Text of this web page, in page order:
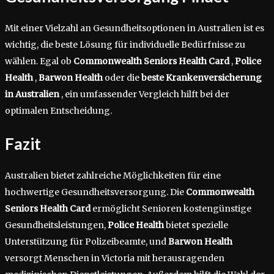
Mit einer Vielzahl an Gesundheitsoptionen in Australien ist es
wichtig, die beste Lösung für individuelle Bedürfnisse zu
wählen. Egal ob Commonwealth Seniors Health Card,Police
Health,Barwon Healthoder diebeste Krankenversicherung
in Australien, ein umfassender Vergleich hilft bei der
optimalen Entscheidung.
Fazit
Australien bietet zahlreiche Möglichkeiten für eine
hochwertige Gesundheitsversorgung. Die Commonwealth
Seniors Health Cardermöglicht Senioren kostengünstige
Gesundheitsleistungen,Police Healthbietet spezielle
Unterstützung für Polizeibeamte, undBarwon Health
versorgt Menschen in Victoria mit herausragenden